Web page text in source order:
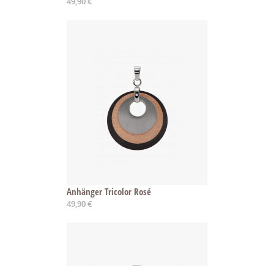
Anhänger Tricolor Rosé
49,90 €